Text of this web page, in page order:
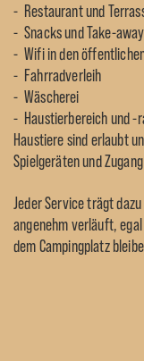
Restaurant und
Snacks und Take-away
Wifi in den
Fahrradverleih
Wäscherei
Haustierbereich und
Haustiere sind erlaubt
Spielgeräten und
Jeder Service trägt
angenehm verläuft,
dem Campingplatz